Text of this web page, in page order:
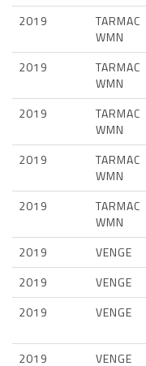
2019
TARMAC
WMN
2019
TARMAC
WMN
2019
TARMAC
WMN
2019
TARMAC
WMN
2019
TARMAC
WMN
2019 VENGE
2019
VENGE
2019
VENGE
2019
VENGE